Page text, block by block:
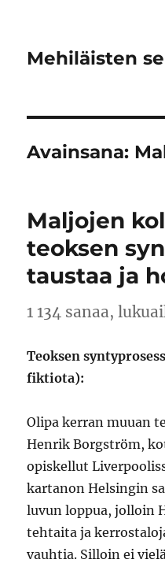
Mehiläisten
Avainsana:
Maljojen
teoksen
taustaa ja
1 134 sanaa,
Teoksen
fiktiota):
Olipa kerran muuan
Henrik Borgström,
opiskellut
kartanon Helsingin
luvun loppua, jolloin
tehtaita ja
vauhtia. Silloin ei